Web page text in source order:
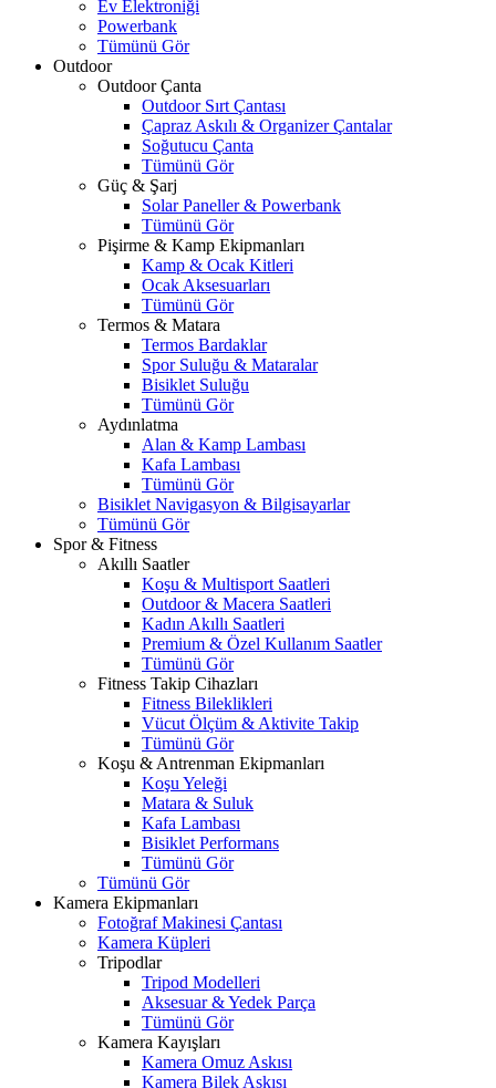
Ev Elektroniği
Powerbank
Tümünü Gör
Outdoor
Outdoor Çanta
Outdoor Sırt Çantası
Çapraz Askılı & Organizer Çantalar
Soğutucu Çanta
Tümünü Gör
Güç & Şarj
Solar Paneller & Powerbank
Tümünü Gör
Pişirme & Kamp Ekipmanları
Kamp & Ocak Kitleri
Ocak Aksesuarları
Tümünü Gör
Termos & Matara
Termos Bardaklar
Spor Suluğu & Mataralar
Bisiklet Suluğu
Tümünü Gör
Aydınlatma
Alan & Kamp Lambası
Kafa Lambası
Tümünü Gör
Bisiklet Navigasyon & Bilgisayarlar
Tümünü Gör
Spor & Fitness
Akıllı Saatler
Koşu & Multisport Saatleri
Outdoor & Macera Saatleri
Kadın Akıllı Saatleri
Premium & Özel Kullanım Saatler
Tümünü Gör
Fitness Takip Cihazları
Fitness Bileklikleri
Vücut Ölçüm & Aktivite Takip
Tümünü Gör
Koşu & Antrenman Ekipmanları
Koşu Yeleği
Matara & Suluk
Kafa Lambası
Bisiklet Performans
Tümünü Gör
Tümünü Gör
Kamera Ekipmanları
Fotoğraf Makinesi Çantası
Kamera Küpleri
Tripodlar
Tripod Modelleri
Aksesuar & Yedek Parça
Tümünü Gör
Kamera Kayışları
Kamera Omuz Askısı
Kamera Bilek Askısı